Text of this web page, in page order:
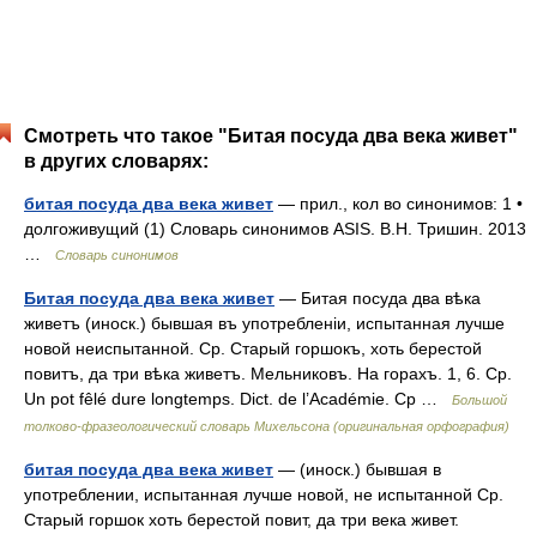
Смотреть что такое "Битая посуда два века живет"
в других словарях:
битая посуда два века живет — прил., кол во синонимов: 1 •
долгоживущий (1) Словарь синонимов ASIS. В.Н. Тришин. 2013
Словарь синонимов
Битая посуда два века живет — Битая посуда два вѣка
живетъ (иноск.) бывшая въ употребленіи, испытанная лучше
новой неиспытанной. Ср. Старый горшокъ, хоть берестой
повитъ, да три вѣка живетъ. Мельниковъ. На горахъ. 1, 6. Ср.
Un pot fêlé dure longtemps. Dict. de l’Académie. Ср …
Большой
толково-фразеологический словарь Михельсона (оригинальная орфография)
битая посуда два века живет — (иноск.) бывшая в
употреблении, испытанная лучше новой, не испытанной Ср.
Старый горшок хоть берестой повит, да три века живет.